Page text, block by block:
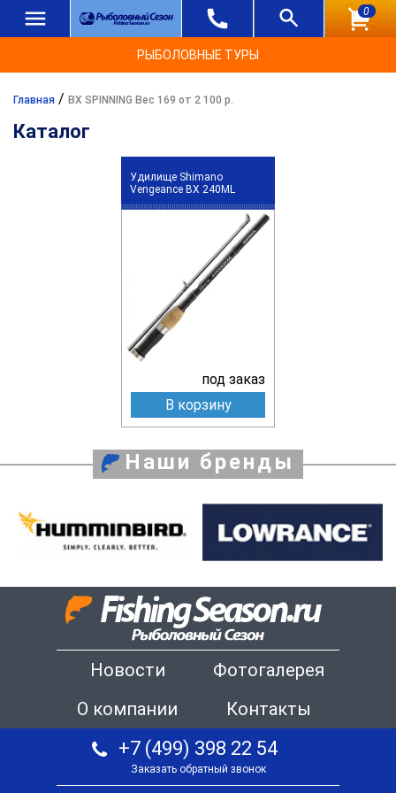
0
РЫБОЛОВНЫЕ ТУРЫ
Главная / BX SPINNING Вес 169 от 2 100 р.
Каталог
Удилище Shimano
Vengeance BX 240ML
под заказ
В корзину
Наши бренды
Новости
Фотогалерея
О компании
Контакты
+7 (499) 398 22 54
Заказать обратный звонок